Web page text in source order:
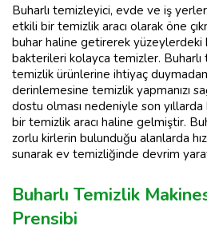
Buharlı temizleyici, evde ve iş
etkili bir temizlik aracı olarak öne
buhar haline getirerek yüzeylerdeki
bakterileri kolayca temizler.
temizlik ürünlerine ihtiyaç
derinlemesine temizlik yapmanızı
dostu olması nedeniyle son
bir temizlik aracı haline gelmiştir.
zorlu kirlerin bulunduğu alanlarda
sunarak ev temizliğinde devrim
Buharlı Temizlik
Prensibi